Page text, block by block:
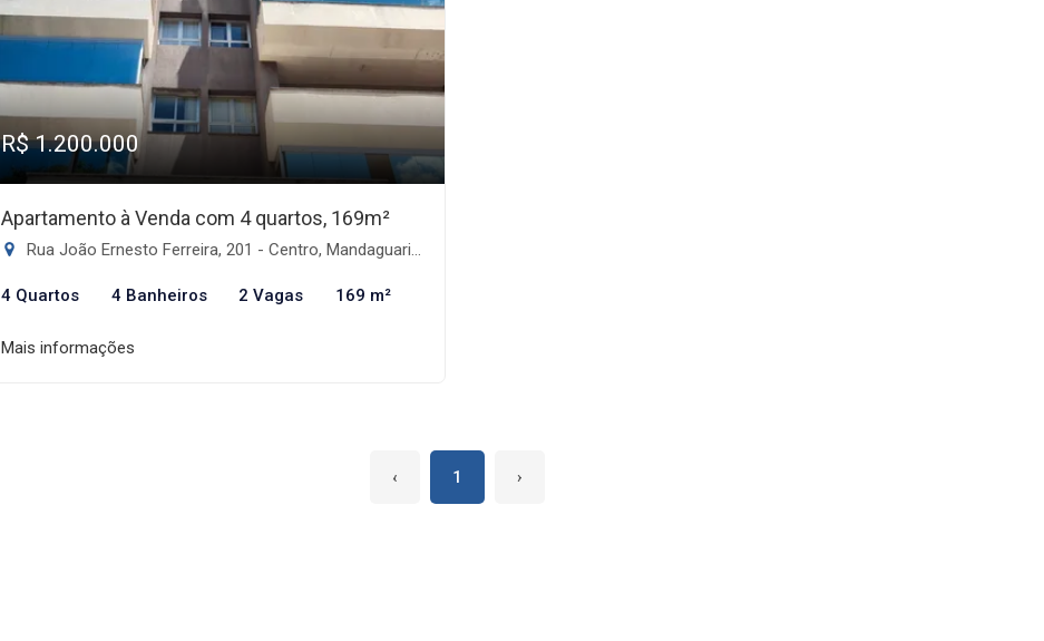
R$ 1.200.000
Apartamento à Venda com 4 quartos, 169m²
Rua João Ernesto Ferreira, 201 - Centro, Mandaguari-PR
4 Quartos 4 Banheiros 2 Vagas 169 m²
Mais informações
‹ 1 ›